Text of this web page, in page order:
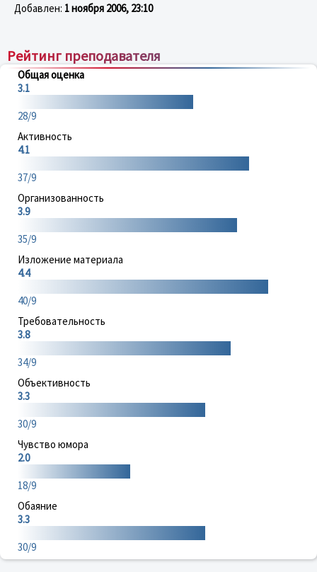
Добавлен: 1 ноября 2006, 23:10
Рейтинг преподавателя
Общая оценка
3.1
28/9
Активность
4.1
37/9
Организованность
3.9
35/9
Изложение материала
4.4
40/9
Требовательность
3.8
34/9
Объективность
3.3
30/9
Чувство юмора
2.0
18/9
Обаяние
3.3
30/9